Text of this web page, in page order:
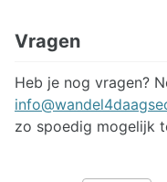
Vragen
Heb je nog vragen?
zo spoedig mogelijk